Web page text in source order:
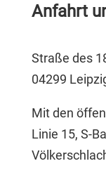
Anfahrt
Straße des
04299
Mit den
Linie 15, S-